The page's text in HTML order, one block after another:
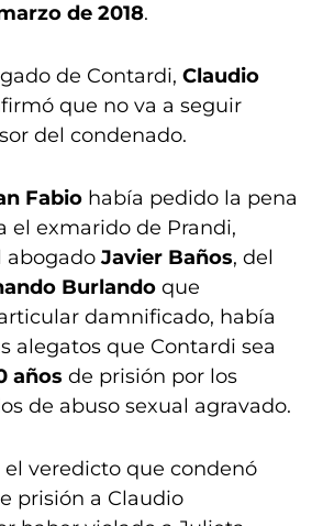
de 2018.
de Contardi, Claudio
que no va a seguir
del condenado.
Fabio había pedido la pena
el exmarido de Prandi,
abogado Javier Baños, del
Burlando que
damnificado, había
alegatos que Contardi sea
años de prisión por los
de abuso sexual agravado.
el veredicto que condenó
prisión a Claudio